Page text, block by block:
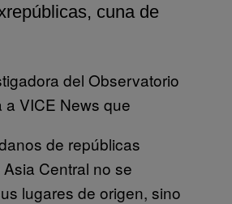
cuna de
del Observatorio
a VICE News que
de repúblicas
Central no se
lugares de origen, sino